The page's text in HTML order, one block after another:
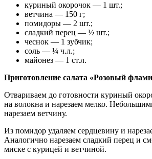
куриный окорочок — 1 шт.;
ветчина — 150 г;
помидоры — 2 шт.;
сладкий перец — ½ шт.;
чеснок — 1 зубчик;
соль — ¼ ч.л.;
майонез — 1 ст.л.
Приготовление салата «Розовый
Отвариваем до готовности куриный
на волокна и нарезаем мелко.
нарезаем ветчину.
Из помидор удаляем сердцевину и
Аналогично нарезаем сладкий перец и
миске с курицей и ветчиной.